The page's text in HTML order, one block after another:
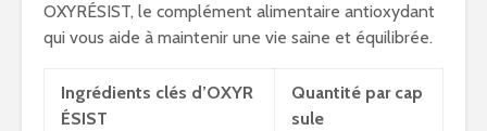
OXYRÉSIST, le complément alimentaire antioxydant
qui vous aide à maintenir une vie saine et équilibrée.
Ingrédients clés d’OXYR
ÉSIST
Quantité par cap
sule